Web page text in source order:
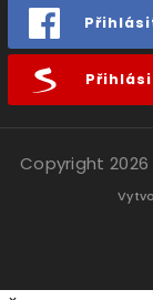
Copyright 2026